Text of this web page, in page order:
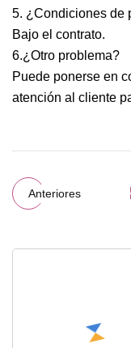
5. ¿Condiciones de
Bajo el contrato.
6.¿Otro problema?
Puede ponerse en
atención al cliente
Anteriores